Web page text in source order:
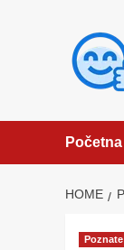
Početna
HOME